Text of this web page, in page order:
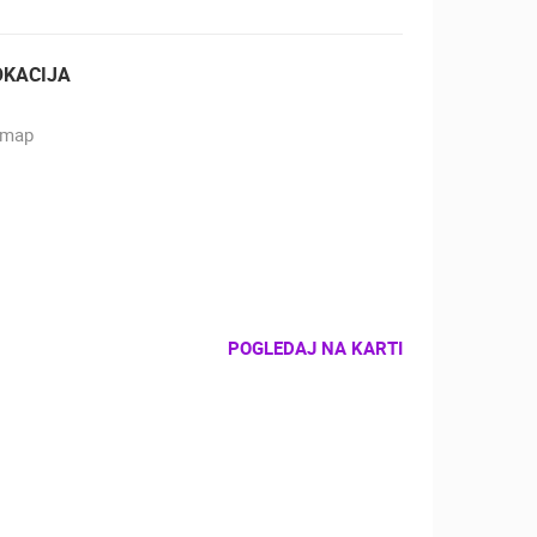
POGLEDAJ NA KARTI